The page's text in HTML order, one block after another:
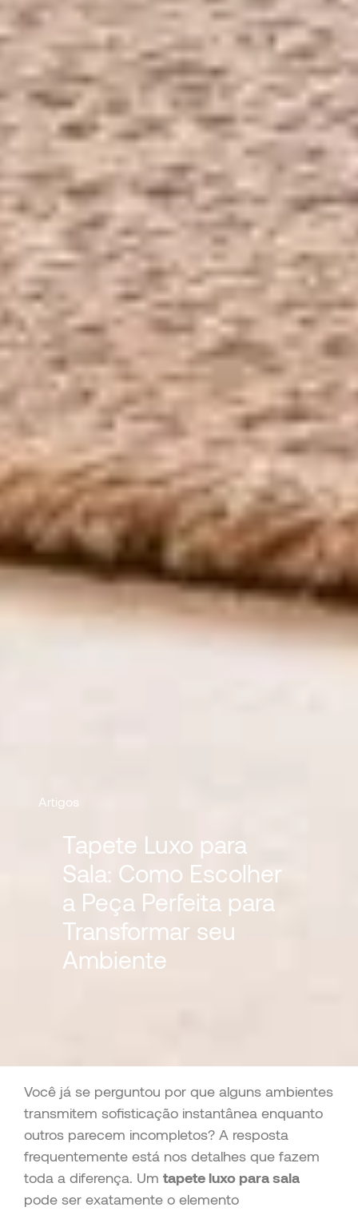
Artigos
Tapete Luxo para
Sala: Como Escolher
a Peça Perfeita para
Transformar seu
Ambiente
Você já se perguntou por que alguns ambientes
transmitem sofisticação instantânea enquanto
outros parecem incompletos? A resposta
frequentemente está nos detalhes que fazem
toda a diferença. Um tapete luxo para sala
pode ser exatamente o elemento